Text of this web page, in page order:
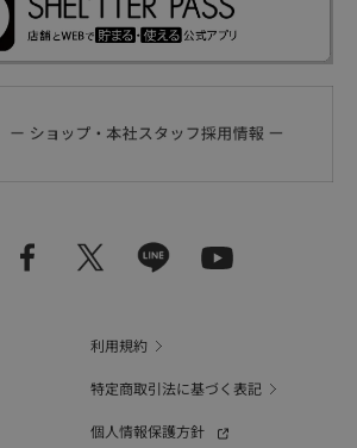
利用規約
特定商取引法に基づく表記
個人情報保護方針